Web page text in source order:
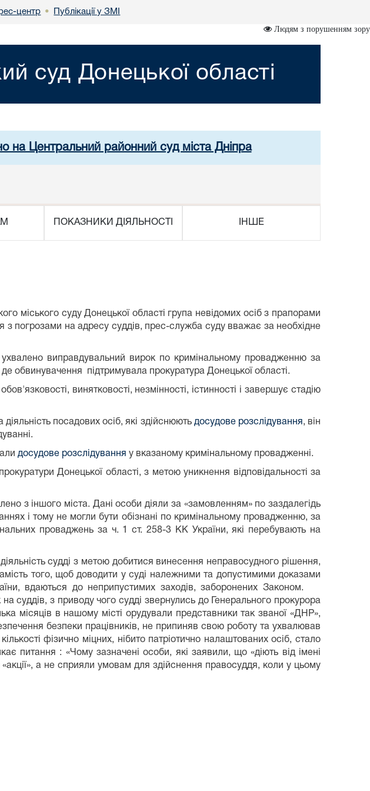
центр • Публікації у ЗМІ
Людям з порушенням зору
суд Донецької області
на Центральний районний суд міста Дніпра
ПОКАЗНИКИ ДІЯЛЬНОСТІ ІНШЕ
міського суду Донецької області група невідомих осіб з прапорами
погрозами на адресу суддів, прес-служба суду вважає за необхідне
ухвалено виправдувальний вирок по кримінальному провадженню за
обвинувачення підтримувала прокуратура Донецької області.
винятковості, незмінності, істинності і завершує стадію
посадових осіб, які здійснюють досудове розслідування, він
досудове розслідування у вказаному кримінальному провадженні.
Донецької області, з метою уникнення відповідальності за
з іншого міста. Дані особи діяли за «замовленням» по заздалегідь
і тому не могли бути обізнані по кримінальному провадженню, за
проваджень за ч. 1 ст. 258-3 КК України, які перебувають на
судді з метою добитися винесення неправосудного рішення,
того, щоб доводити у суді належними та допустимими доказами
вдаються до неприпустимих заходів, заборонених Законом.
суддів, з приводу чого судді звернулись до Генерального прокурора
в нашому місті орудували представники так званої «ДНР»,
безпеки працівників, не припиняв свою роботу та ухвалював
фізично міцних, нібито патріотично налаштованих осіб, стало
питання : «Чому зазначені особи, які заявили, що «діють від імені
а не сприяли умовам для здійснення правосуддя, коли у цьому